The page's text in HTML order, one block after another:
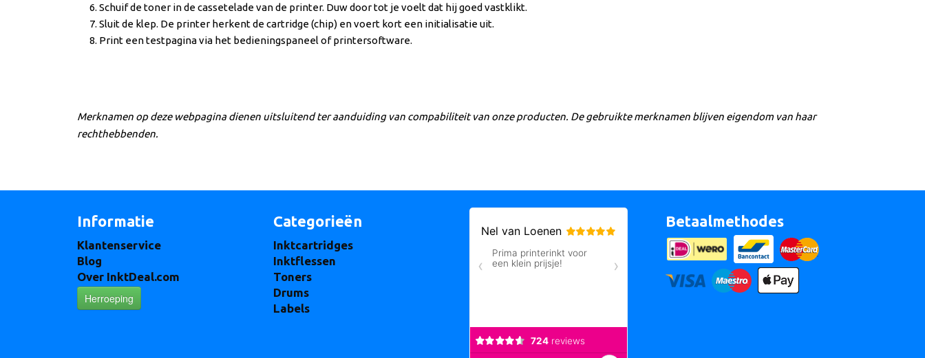
Schuif de toner in de cassetelade van de printer. Duw door tot je voelt dat hij goed vastklikt.
Sluit de klep. De printer herkent de cartridge (chip) en voert kort een initialisatie uit.
Print een testpagina via het bedieningspaneel of printersoftware.
Merknamen op deze webpagina dienen uitsluitend ter aanduiding van compabiliteit van onze producten. De gebruikte merknamen blijven eigendom van haar
rechthebbenden.
Informatie
Klantenservice
Blog
Over InktDeal.com
Herroeping
Categorieën
Inktcartridges
Inktflessen
Toners
Drums
Labels
Betaalmethodes